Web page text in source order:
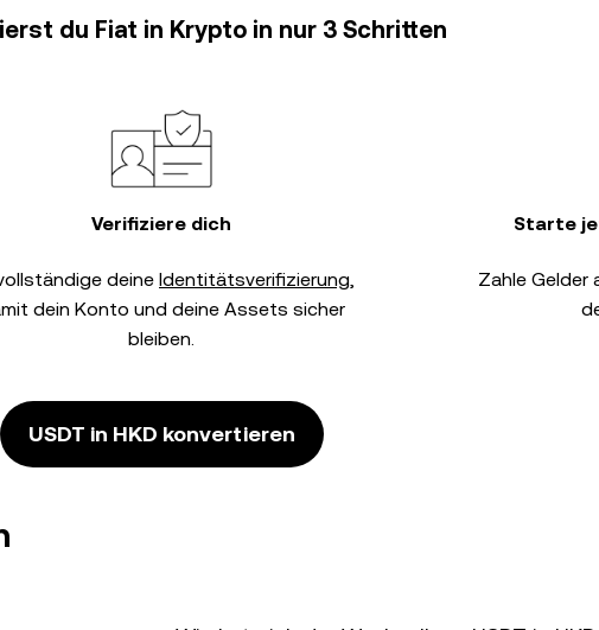
du Fiat in Krypto in nur 3 Schritten
Verifiziere dich
deine Identitätsverifizierung,
dein Konto und deine Assets sicher
bleiben.
Starte
Zahle
USDT in HKD konvertieren